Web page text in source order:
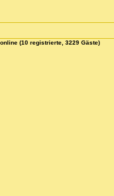
(10 registrierte, 3229 Gäste)